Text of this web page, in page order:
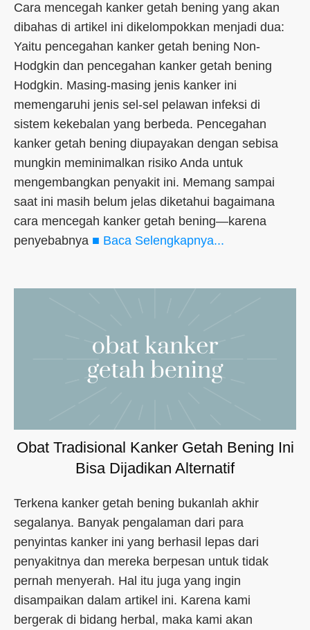
Cara mencegah kanker getah bening yang akan
dibahas di artikel ini dikelompokkan menjadi dua:
Yaitu pencegahan kanker getah bening Non-
Hodgkin dan pencegahan kanker getah bening
Hodgkin. Masing-masing jenis kanker ini
memengaruhi jenis sel-sel pelawan infeksi di
sistem kekebalan yang berbeda. Pencegahan
kanker getah bening diupayakan dengan sebisa
mungkin meminimalkan risiko Anda untuk
mengembangkan penyakit ini. Memang sampai
saat ini masih belum jelas diketahui bagaimana
cara mencegah kanker getah bening—karena
penyebabnya ■ Baca Selengkapnya...
Obat Tradisional Kanker Getah Bening Ini
Bisa Dijadikan Alternatif
Terkena kanker getah bening bukanlah akhir
segalanya. Banyak pengalaman dari para
penyintas kanker ini yang berhasil lepas dari
penyakitnya dan mereka berpesan untuk tidak
pernah menyerah. Hal itu juga yang ingin
disampaikan dalam artikel ini. Karena kami
bergerak di bidang herbal, maka kami akan